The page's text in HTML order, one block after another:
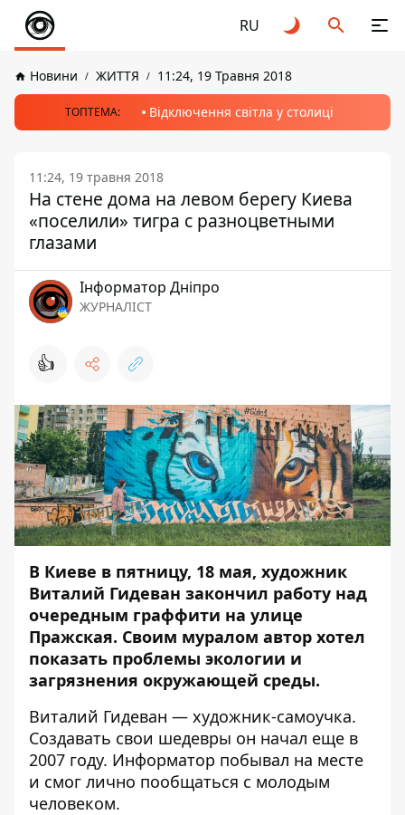
RU
Новини ЖИТТЯ 11:24, 19 Травня 2018
ТОПТЕМА: Відключення світла у столиці
11:24, 19 травня 2018
На стене дома на левом берегу Киева
«поселили» тигра с разноцветными
глазами
Інформатор Дніпро
ЖУРНАЛІСТ
👍
В Киеве в пятницу, 18 мая, художник
Виталий Гидеван закончил работу над
очередным граффити на улице
Пражская. Своим муралом автор хотел
показать проблемы экологии и
загрязнения окружающей среды.
Виталий Гидеван — художник-самоучка.
Создавать свои шедевры он начал еще в
2007 году. Информатор побывал на месте
и смог лично пообщаться с молодым
человеком.